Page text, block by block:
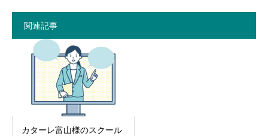
関連記事
カターレ富山様のスクール